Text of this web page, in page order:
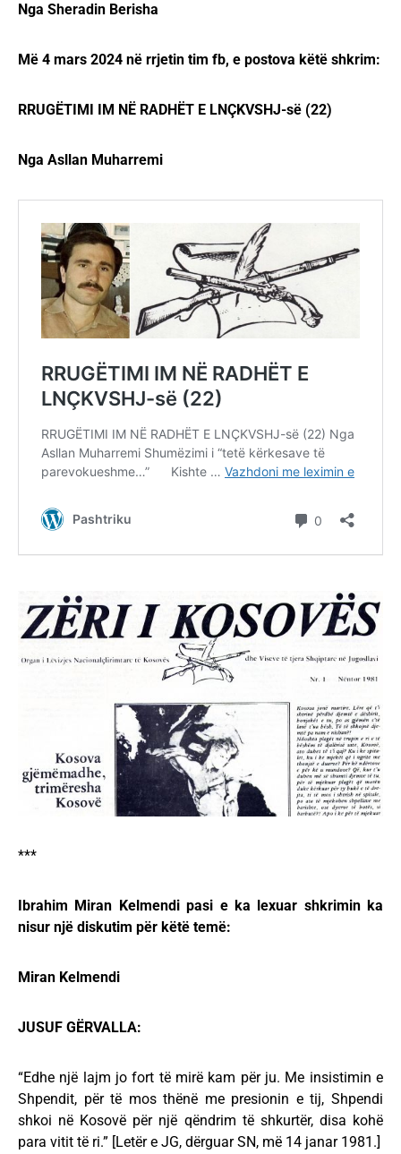
Nga Sheradin Berisha
Më 4 mars 2024 në rrjetin tim fb, e postova këtë shkrim:
RRUGËTIMI IM NË RADHËT E LNÇKVSHJ-së (22)
Nga Asllan Muharremi
***
Ibrahim Miran Kelmendi pasi e ka lexuar shkrimin ka
nisur një diskutim për këtë temë:
Miran Kelmendi
JUSUF GËRVALLA:
“Edhe një lajm jo fort të mirë kam për ju. Me insistimin e
Shpendit, për të mos thënë me presionin e tij, Shpendi
shkoi në Kosovë për një qëndrim të shkurtër, disa kohë
para vitit të ri.” [Letër e JG, dërguar SN, më 14 janar 1981.]